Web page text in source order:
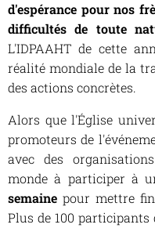
d'espérance pour nos
difficultés de toute
L'IDPAAHT de cette
réalité mondiale de la
des actions concrètes.
Alors que l'Église
promoteurs de
avec des
monde à participer à
semaine pour mettre
Plus de 100